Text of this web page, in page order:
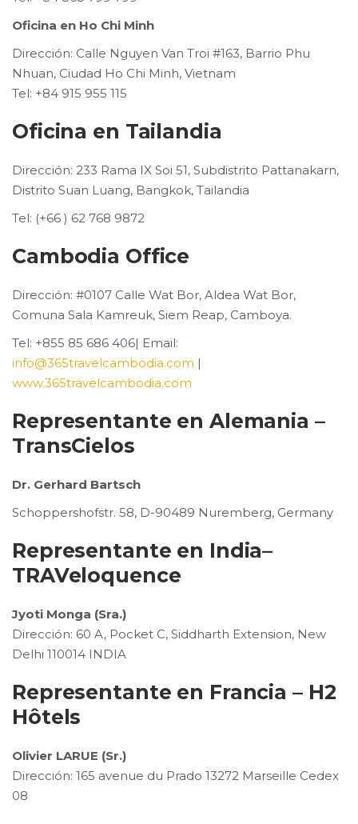
Oficina en Ho Chi Minh
Dirección: Calle Nguyen Van Troi #163, Barrio Phu
Nhuan, Ciudad Ho Chi Minh, Vietnam
Tel: +84 915 955 115
Oficina en Tailandia
Dirección: 233 Rama IX Soi 51, Subdistrito Pattanakarn,
Distrito Suan Luang, Bangkok, Tailandia
Tel: (+66 ) 62 768 9872
Cambodia Office
Dirección: #0107 Calle Wat Bor, Aldea Wat Bor,
Comuna Sala Kamreuk, Siem Reap, Camboya.
Tel: +855 85 686 406| Email:
info@365travelcambodia.com |
www.365travelcambodia.com
Representante en Alemania –
TransCielos
Dr. Gerhard Bartsch
Schoppershofstr. 58, D-90489 Nuremberg, Germany
Representante en India–
TRAVeloquence
Jyoti Monga (Sra.)
Dirección: 60 A, Pocket C, Siddharth Extension, New
Delhi 110014 INDIA
Representante en Francia – H2
Hôtels
Olivier LARUE (Sr.)
Dirección: 165 avenue du Prado 13272 Marseille Cedex
08